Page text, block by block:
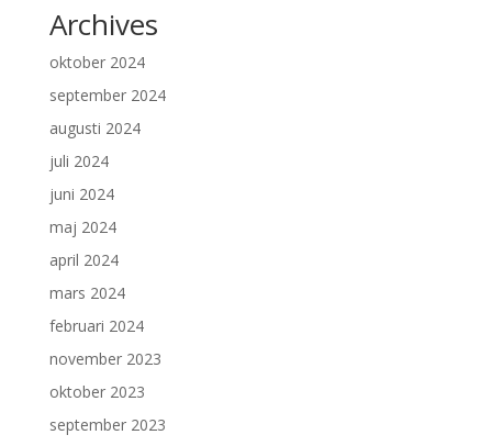
Archives
oktober 2024
september 2024
augusti 2024
juli 2024
juni 2024
maj 2024
april 2024
mars 2024
februari 2024
november 2023
oktober 2023
september 2023